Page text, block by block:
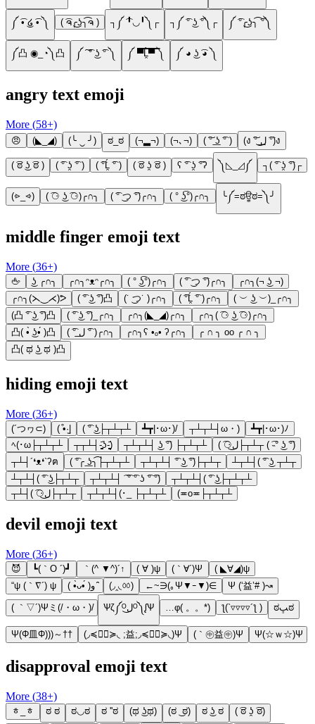
༼ ͡• ͜໒ ͡• ༽ ( ͡ຈ╭͜ʖ╮͡ຈ ) ┐༼ ͡╹◡╹༽┌ ┐༼ ͡° ͜ʖ ͡°༽┌ ༼ ͡°╭͜ʖ╮͡ ͡°༽
༼凸 ◉_◔༽凸 ༼ ͠ ͡° ͜ʖ ͡° ༽ ༼ ▀̿̿Ĺ̯̿̿▀̿ ̿༽ ༼ ◕ ͜ʖ ͡◕ ༽
angry text emoji
More (58+)
😠 (◣_◢) (╰ ‿ ╯) ಠ_ಠ (¬▂¬) (¬､¬) ( ͠° ͟ʖ ͡° ) (ง ͠° ͟ل͜ ͡°)ง
( ͡ಠ ͜ʖ ͡ಠ ) ( ͡° ʖ̯ ͡° ) ( ͡°Ĺ̯ ͡° ) ( ͡ಠ ʖ̯ ͡ಠ ) ʕ ͡° ʖ̯ ͡°ʔ ༽◺_◿༼ ┐( ͡° ʖ̯ ͡°)┌
(⩺_⩹) ( ͡⚆ ͜ʖ ͡⚆)╭∩╮ ( ͡° ͜つ ͡°)╭∩╮ ( ° ͜ʖ͡°)╭∩╮ ╰༼=ಠਊಠ=༽╯
middle finger emoji text
More (36+)
🖕 ͜ʖ ╭∩╮ ╭∩╮ᵔᴥᵔ╭∩╮ ( ° ͜ʖ͡°)╭∩╮ ( ͡° ͜つ ͡°)╭∩╮
╭∩╮(¬ ͜ʖ ¬)
╭∩╮(⋋‿⋌)ᕗ
( ͡° ͜ʖ ͡°)凸 (˙ ͜つ˙ )╭∩╮ ( ͡°Ĺ̯ ͡° )╭∩╮
( ︶ ͜ʖ ︶)_╭∩╮
(凸 ͡° ͜ʖ ͡°)凸
( ͡° ͜ʖ ͡°)_╭∩╮ ╭∩╮(◣_◢)╭∩╮
╭∩╮( ͡⚆ ͜ʖ ͡⚆)╭∩╮
凸( •̀ ͜ʖ•́ )凸
( ͡° ل͟ ͡° )╭∩╮ ╭∩╮ʕ •ₒ• ʔ╭∩╮
╭ ∩ ╮ oo ╭ ∩ ╮
凸( ಥ ͜ʖ ಥ )凸
hiding emoji text
More (36+)
(´つヮ⊂) ( ͒•·̫| ( ͡° ͜ʖ├┬┴┬┴ ┻┳|･ω･)/ ┬┴┬┴┤ω・)
┻┳|･ω･)ﾉ
ﾍ(･ω├┬┴┬┴
┬┬┴┤-̥̥̥̥̥̥̥̥̥̥̥̥̥̥̥̥̥̥̥̥̥̥̥̥̥᷄ʖ-̥̥̥̥̥̥̥̥̥̥̥̥̥̥̥̥̥̥̥̥̥̥̥̥̥᷄) ┬┴┬┴┤ ͜ʖ ͡°) ├┬┴┬┴
( ͡⚆ل͜├┬┴┬ ( ͡˵° ͜ʖ ͡°)
┬┴┤´❛ᴥ❛`ʔฅ
( ͡°╭ ͟ʖ╮͡├┬┴┬┴ ┬┴┬┴┤ ͡° ͜ʖ ͡°)├┬┴┬
┴┬┴┤( ͡° ͜ʖ ┬┴┬
┴┬┴┤( ͡° ͜ʖ├┬┴┬
┬┴┬┴┤ ͡ ͡° ͡° ʖ ͡° ͡°)
┬┴┬┴┤( ͡° ͜ʖ├┬┴┬┴
┬┴┤( ͡⚆ل͜├┬┴┬
┬┴┬┴┤(･_ ├┬┴┬┴ (≖o≖├┬┴┬┴
devil emoji text
More (36+)
😈 ┗(｀O ´)┛ ｀(^ ▼^)´↑ ( ∀ )ψ (｀∀´)Ψ
( ◣∀◢)ψ
“ψ (｀∇´) ψ
( •̀ᴗ•́ )و ̑̑ (◞‸◟ㆀ) ←~∋(｡Ψ▼ｰ▼)∈ Ψ (‘益’# )↝
( ｀▽´)Ψミ(/・ω・)/ Ѱζ༼ᴼل͜ᴼ༽ᶘѰ …φ( 。。*) ƪ(`▿▿▿▿´ƪ ) ಠﭛಠ
Ψ(Φ皿Φ)))～†† (◞≼◉ื≽◟ ;益;◞≼◉ื≽◟)Ψ (｀㊥益㊥)Ψ Ψ(☆ｗ☆)Ψ
disapproval emoji text
More (38+)
ᇂ_ᇂ ಠ ಠ ಠ◡ಠ ಠ ''ಠ (ಥ ͜ʖಥ) (ಠ ͜ ಠ) ಠ ͜ʖ ಠ
( ͡ಠ ʖ̯ ͡ಠ)